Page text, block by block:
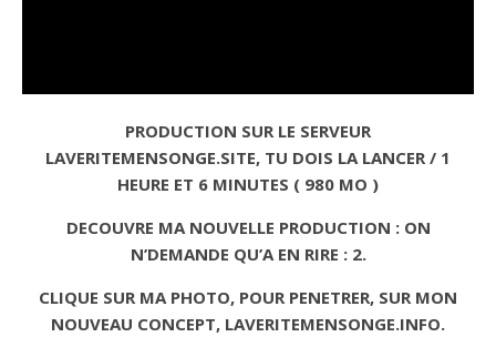
PRODUCTION SUR LE SERVEUR
LAVERITEMENSONGE.SITE, TU DOIS LA LANCER / 1
HEURE ET 6 MINUTES ( 980 MO )
DECOUVRE MA NOUVELLE PRODUCTION : ON
N’DEMANDE QU’A EN RIRE : 2.
CLIQUE SUR MA PHOTO, POUR PENETRER, SUR MON
NOUVEAU CONCEPT, LAVERITEMENSONGE.INFO.